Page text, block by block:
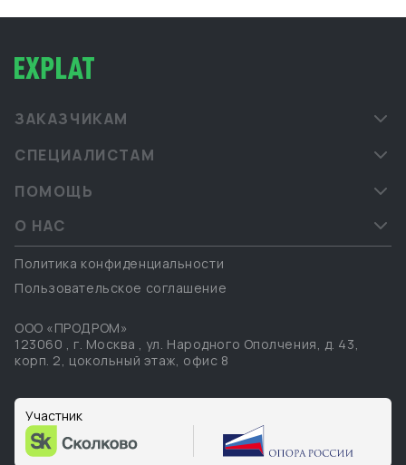
ЗАКАЗЧИКАМ
СПЕЦИАЛИСТАМ
ПОМОЩЬ
О НАС
Политика конфиденциальности
Пользовательское соглашение
ООО «ПРОДРОМ»
123060 , г. Москва , ул. Народного Ополчения, д. 43,
корп. 2, цокольный этаж, офис 8
Участник